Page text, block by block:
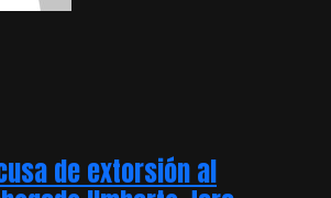
de extorsión al